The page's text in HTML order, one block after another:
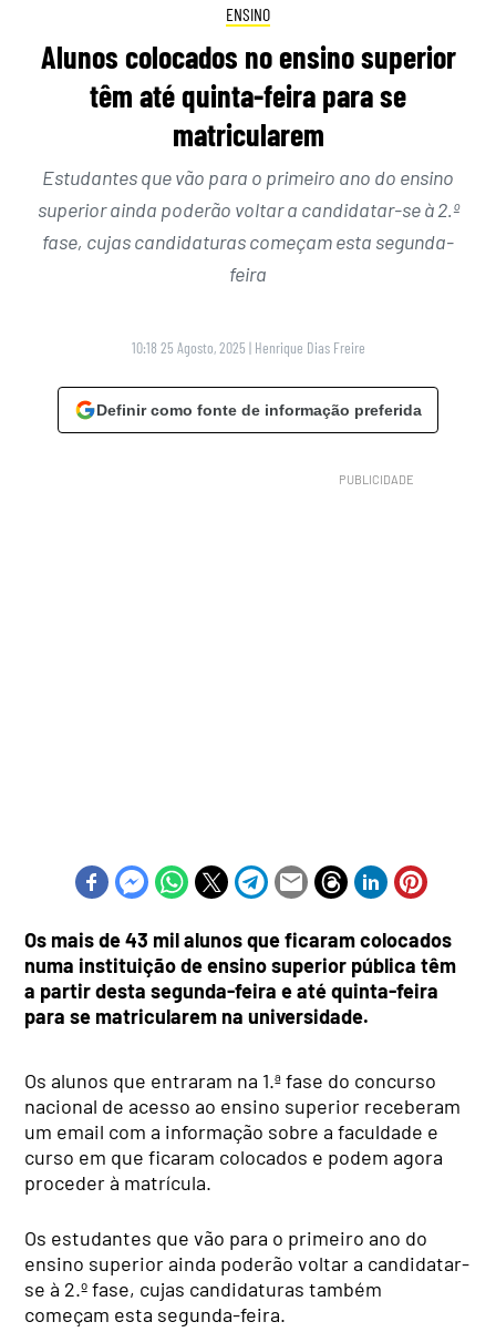
ENSINO
Alunos colocados no ensino superior
têm até quinta-feira para se
matricularem
Estudantes que vão para o primeiro ano do ensino
superior ainda poderão voltar a candidatar-se à 2.º
fase, cujas candidaturas começam esta segunda-
feira
10:18 25 Agosto, 2025 | Henrique Dias Freire
Definir como fonte de informação preferida
Os mais de 43 mil alunos que ficaram colocados
numa instituição de ensino superior pública têm
a partir desta segunda-feira e até quinta-feira
para se matricularem na universidade.
Os alunos que entraram na 1.ª fase do concurso
nacional de acesso ao ensino superior receberam
um email com a informação sobre a faculdade e
curso em que ficaram colocados e podem agora
proceder à matrícula.
Os estudantes que vão para o primeiro ano do
ensino superior ainda poderão voltar a candidatar-
se à 2.º fase, cujas candidaturas também
começam esta segunda-feira.